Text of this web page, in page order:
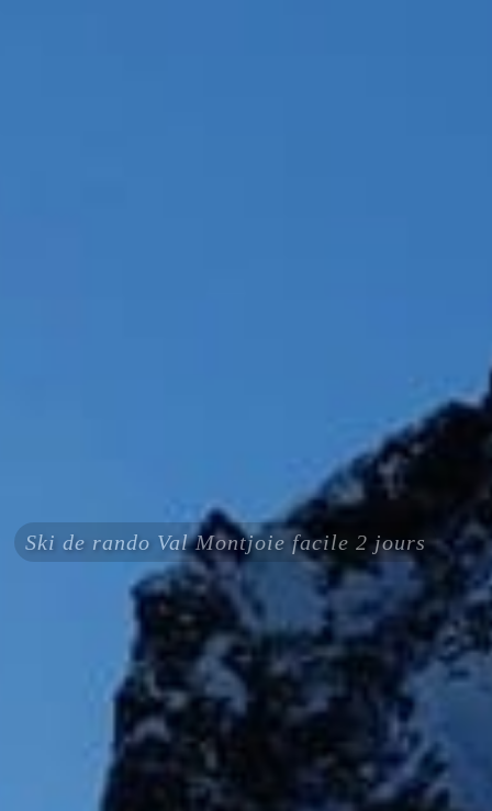
Ski de rando Val Montjoie facile 2 jours